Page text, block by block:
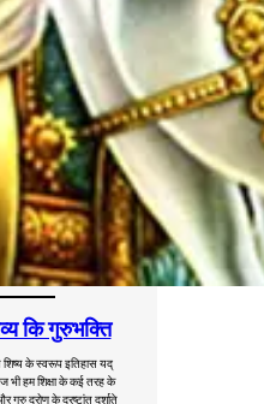
कि गुरुभक्ति
शिष्य के स्वरूप इतिहास यद्
हम शिक्षा के कई तरह के
गुरु द्रोण के द्रष्टांत दर्शाते